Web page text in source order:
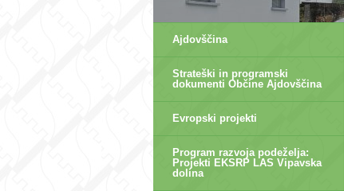
Ajdovščina
Strateški in programski
dokumenti Občine Ajdovščina
Evropski projekti
Program razvoja podeželja:
Projekti EKSRP LAS Vipavska
dolina